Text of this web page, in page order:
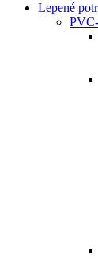
Lepené